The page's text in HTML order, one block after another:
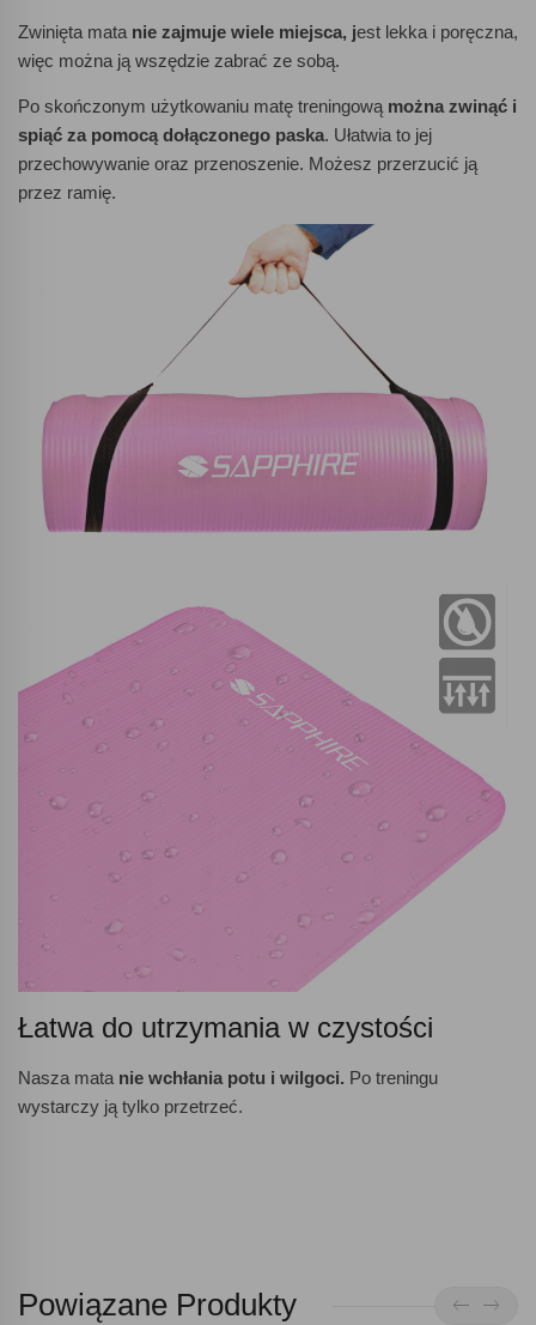
Zwinięta mata nie zajmuje wiele miejsca, jest lekka i poręczna,
więc można ją wszędzie zabrać ze sobą.
Po skończonym użytkowaniu matę treningową można zwinąć i
spiąć za pomocą dołączonego paska. Ułatwia to jej
przechowywanie oraz przenoszenie. Możesz przerzucić ją
przez ramię.
Łatwa do utrzymania w czystości
Nasza mata nie wchłania potu i wilgoci. Po treningu
wystarczy ją tylko przetrzeć.
Powiązane Produkty